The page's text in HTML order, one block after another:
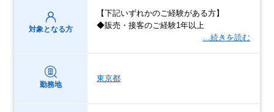
対象となる方
【下記いずれかのご経験がある方】
◆販売・接客のご経験1年以上
…続きを読む
勤務地
東京都